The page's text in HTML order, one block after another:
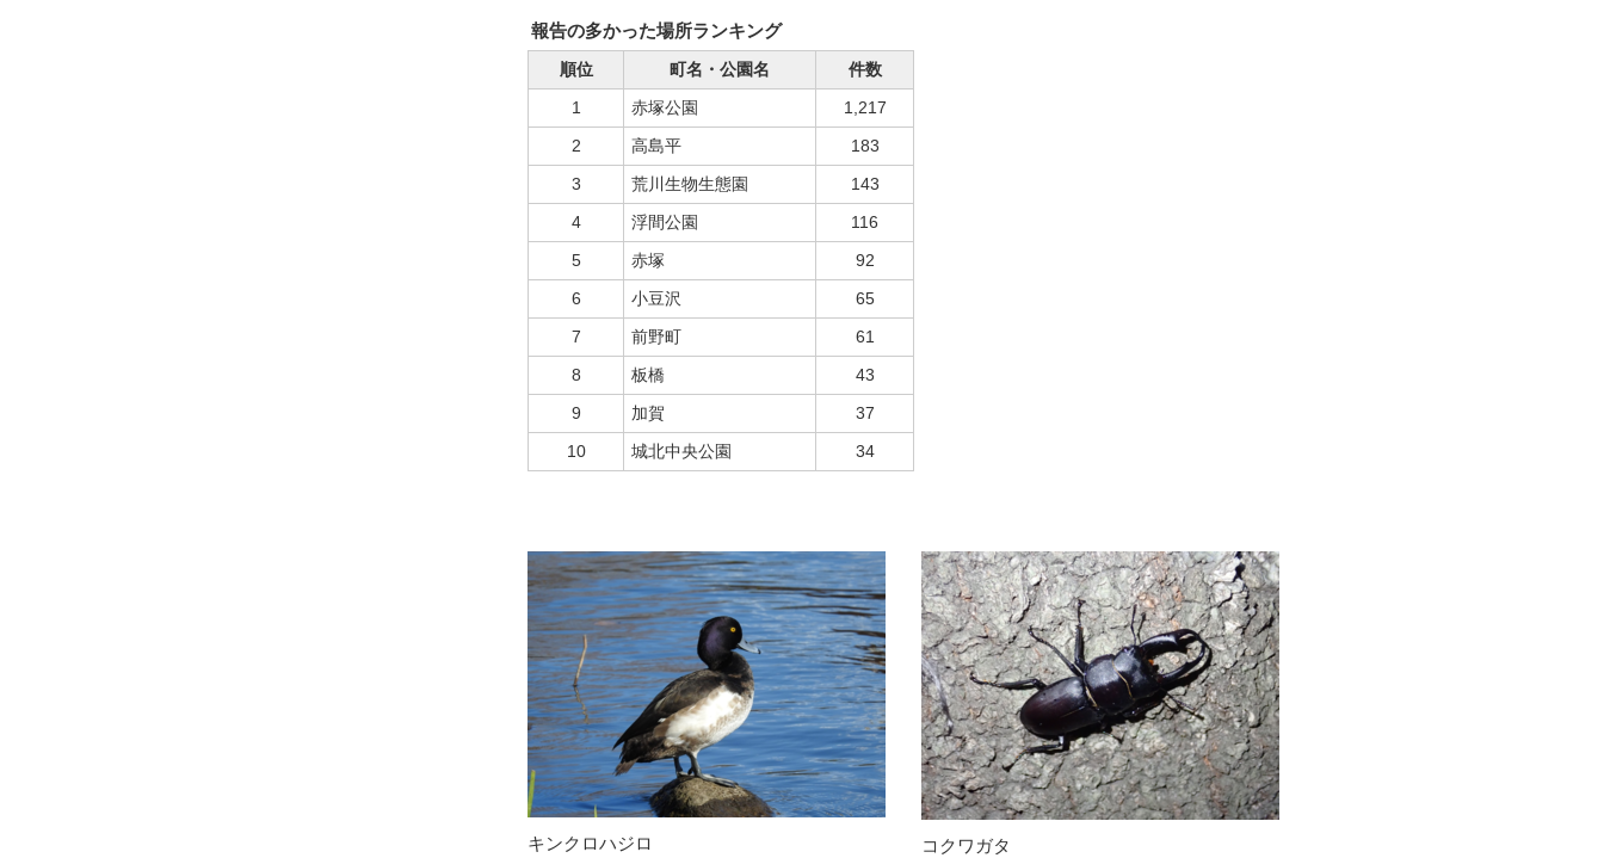
報告の多かった場所ランキング
順位 町名・公園名
件数
1
赤塚公園
1,217
2
高島平
183
3
荒川生物生態園
143
4
浮間公園
116
5
赤塚
92
6
小豆沢
65
7
前野町
61
8
板橋
43
9
加賀
37
10
城北中央公園 34
キンクロハジロ コクワガタ